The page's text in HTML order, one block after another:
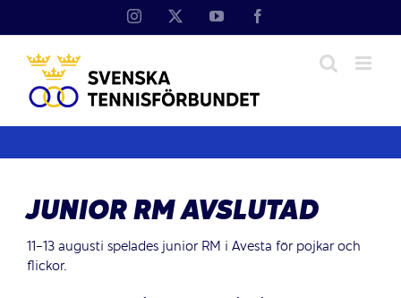
Instagram YouTube
JUNIOR RM AVSLUTAD
11-13 augusti spelades junior RM i Avesta för pojkar och
flickor.